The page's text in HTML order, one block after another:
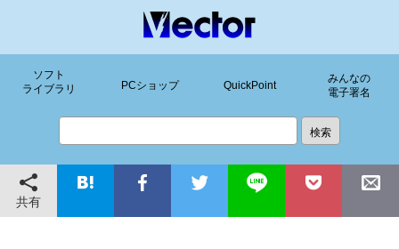
ソフト
ライブラリ
PCショップ QuickPoint
みんなの
電子署名
共有